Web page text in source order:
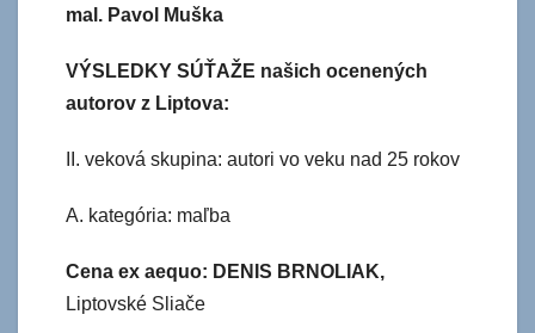
mal. Pavol Muška
VÝSLEDKY SÚŤAŽE našich ocenených
autorov z Liptova:
II. veková skupina: autori vo veku nad 25 rokov
A. kategória: maľba
Cena ex aequo: DENIS BRNOLIAK,
Liptovské Sliače